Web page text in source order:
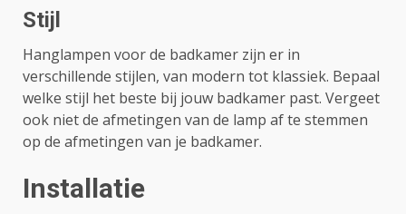
Stijl
Hanglampen voor de badkamer zijn er in
verschillende stijlen, van modern tot klassiek. Bepaal
welke stijl het beste bij jouw badkamer past. Vergeet
ook niet de afmetingen van de lamp af te stemmen
op de afmetingen van je badkamer.
Installatie